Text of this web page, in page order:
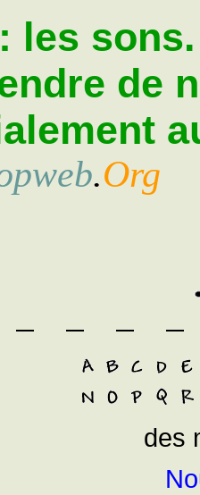
les sons.
de
.Org
des